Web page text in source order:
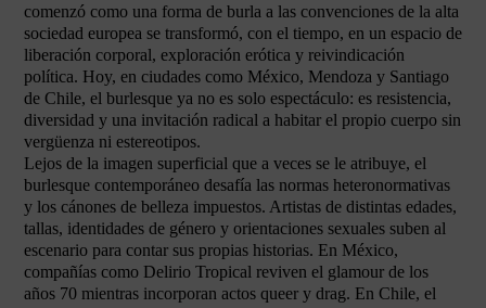
comenzó como una forma de burla a las convenciones de la alta
sociedad europea se transformó, con el tiempo, en un espacio de
liberación corporal, exploración erótica y reivindicación
política. Hoy, en ciudades como México, Mendoza y Santiago
de Chile, el burlesque ya no es solo espectáculo: es resistencia,
diversidad y una invitación radical a habitar el propio cuerpo sin
vergüenza ni estereotipos.
Lejos de la imagen superficial que a veces se le atribuye, el
burlesque contemporáneo desafía las normas heteronormativas
y los cánones de belleza impuestos. Artistas de distintas edades,
tallas, identidades de género y orientaciones sexuales suben al
escenario para contar sus propias historias. En México,
compañías como Delirio Tropical reviven el glamour de los
años 70 mientras incorporan actos queer y drag. En Chile, el